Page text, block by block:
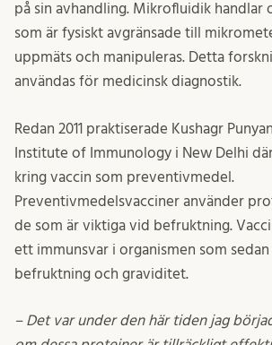
på sin avhandling. Mikrofluidik handlar
som är fysiskt avgränsade till
uppmäts och manipuleras. Detta
användas för medicinsk diagnostik.
Redan 2011 praktiserade Kushagr
Institute of Immunology i New Delhi
kring vaccin som preventivmedel.
Preventivmedelsvacciner använder
de som är viktiga vid befruktning.
ett immunsvar i organismen som
befruktning och graviditet.
– Det var under den här tiden jag